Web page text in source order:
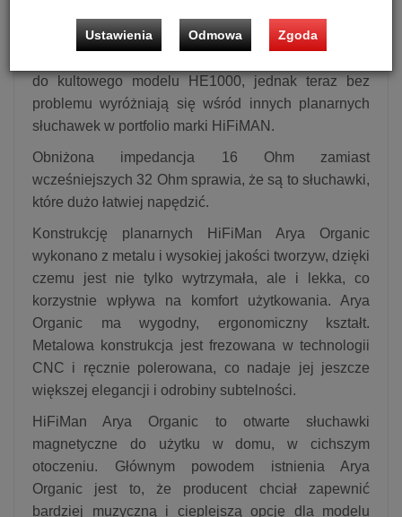
podbarwień, charakterystycznych dla tego modelu.
do kultowego modelu HE1000, jednak teraz bez
problemu wyróżniają się wśród innych planarnych
słuchawek w portfolio marki HiFiMAN.
Obniżona impedancja 16 Ohm zamiast
wcześniejszych 32 Ohm sprawia, że są to słuchawki,
które dużo łatwiej napędzić.
Konstrukcję planarnych HiFiMan Arya Organic
wykonano z metalu i wysokiej jakości tworzyw, dzięki
czemu jest nie tylko wytrzymała, ale i lekka, co
korzystnie wpływa na komfort użytkowania. Arya
Organic ma wygodny, ergonomiczny kształt.
Metalowa konstrukcja jest frezowana w technologii
CNC i ręcznie polerowana, co nadaje jej jeszcze
większej elegancji i odrobiny subtelności.
HiFiMan Arya Organic to otwarte słuchawki
magnetyczne do użytku w domu, w cichszym
otoczeniu. Głównym powodem istnienia Arya
Organic jest to, że producent chciał zapewnić
bardziej muzyczną i cieplejszą opcję dla modelu
Ustawienia Odmowa Zgoda